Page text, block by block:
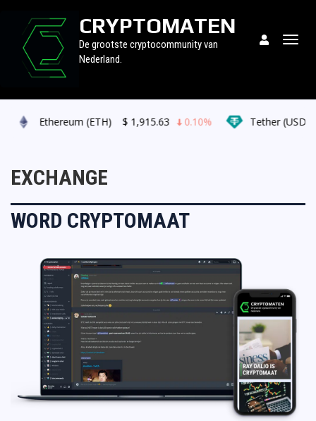
CRYPTOMATEN
De grootste cryptocommunity van
Nederland.
Ethereum (ETH) $ 1,915.63 0.10% Tether (USDT)
EXCHANGE
WORD CRYPTOMAAT